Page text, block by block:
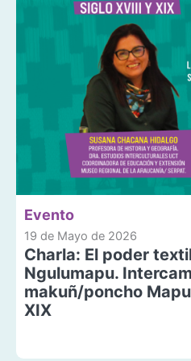
Evento
19 de Mayo de 2026
Charla: El poder
Ngulumapu.
makuñ/poncho
XIX